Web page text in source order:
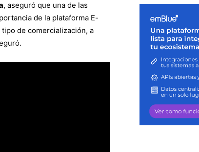
, aseguró que una de las
de la plataforma E-
de comercialización, a